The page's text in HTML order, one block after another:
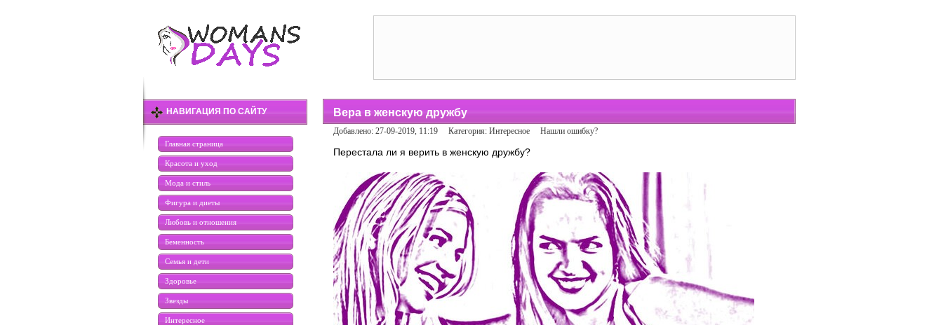
НАВИГАЦИЯ ПО САЙТУ
Главная страница
Красота и уход
Мода и стиль
Фигура и диеты
Любовь и отношения
Беменность
Семья и дети
Здоровье
Звезды
Интересное
Вера в женскую дружбу
Добавлено: 27-09-2019, 11:19 Категория: Интересное Нашли ошибку?
Перестала ли я верить в женскую дружбу?